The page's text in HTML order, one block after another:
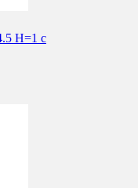
H=1 с